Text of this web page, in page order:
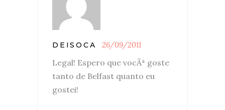
DEISOCA 26/09/2011
Legal! Espero que vocÃª goste
tanto de Belfast quanto eu
gostei!